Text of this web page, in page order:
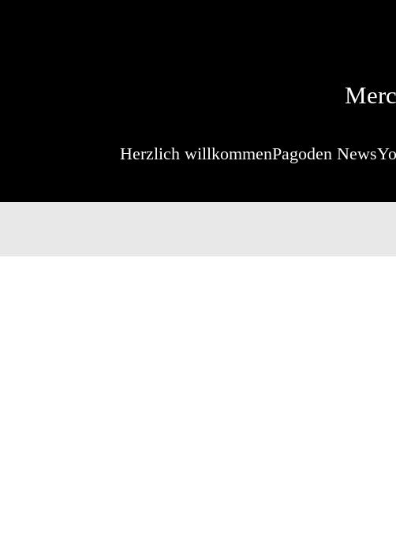
Herzlich willkommenPagoden News